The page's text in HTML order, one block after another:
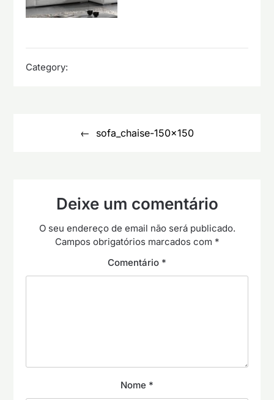
Category:
sofa_chaise-150×150
Deixe um comentário
O seu endereço de email não será publicado.
Campos obrigatórios marcados com *
Comentário *
Nome *